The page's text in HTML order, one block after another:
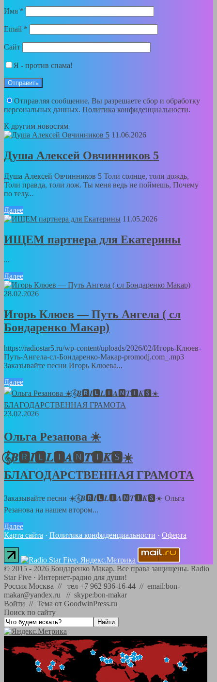
Имя *
Email *
Сайт
Я - против спама!
Отправляя сообщение, Вы разрешаете сбор и обработку
персональных данных. Политика конфиденциальности.
К другим новостям
11.06.2026
Душа Алексей Овчинников 5
Душа Алексей Овчинников 5 Толи солнце, толи дождь,
Толи правда, толи лож. Ты меня ведь не поймешь, Почему
по телу...
Далее
11.05.2026
ИЩЕМ партнера для Екатерины
...
Далее
28.02.2026
Игорь Клюев — Путь Ангела ( сл
Бондаренко Макар)
https://radiostar5.ru/wp-content/uploads/2026/02/Игорь-Клюев-
Путь-Ангела-сл-Бондаренко-Макар-promodj.com_.mp3
Заказывайте песни Игорь Клюева...
Далее
23.02.2026
Ольга Резанова ☀️
𝄞⃝𝑩🆁𝑰🅻𝑳🅸𝑨🅽𝑻🅸𝑲🆂☀️
БЛАГОДАРСТВЕННАЯ ГРАМОТА
Заказывайте песни ☀️𝄞⃝𝑩🆁𝑰🅻𝑳🅸𝑨🅽𝑻🅸𝑲🆂☀️ Ольга
Резанова на нашем втором...
Далее
Карта сайта · Политика конфиденциальности · Оферта
© 2015 - 2026 Бондаренко Макар. Все права защищены. Radio
Star Five · Интернет-радио для души!
Россия Москва // тел +7 962 936-16-44 // email:bon-
makar@yandex.ru // skype:bon-makar
Войти // Тема от GoodwinPress.ru
Поиск по сайту